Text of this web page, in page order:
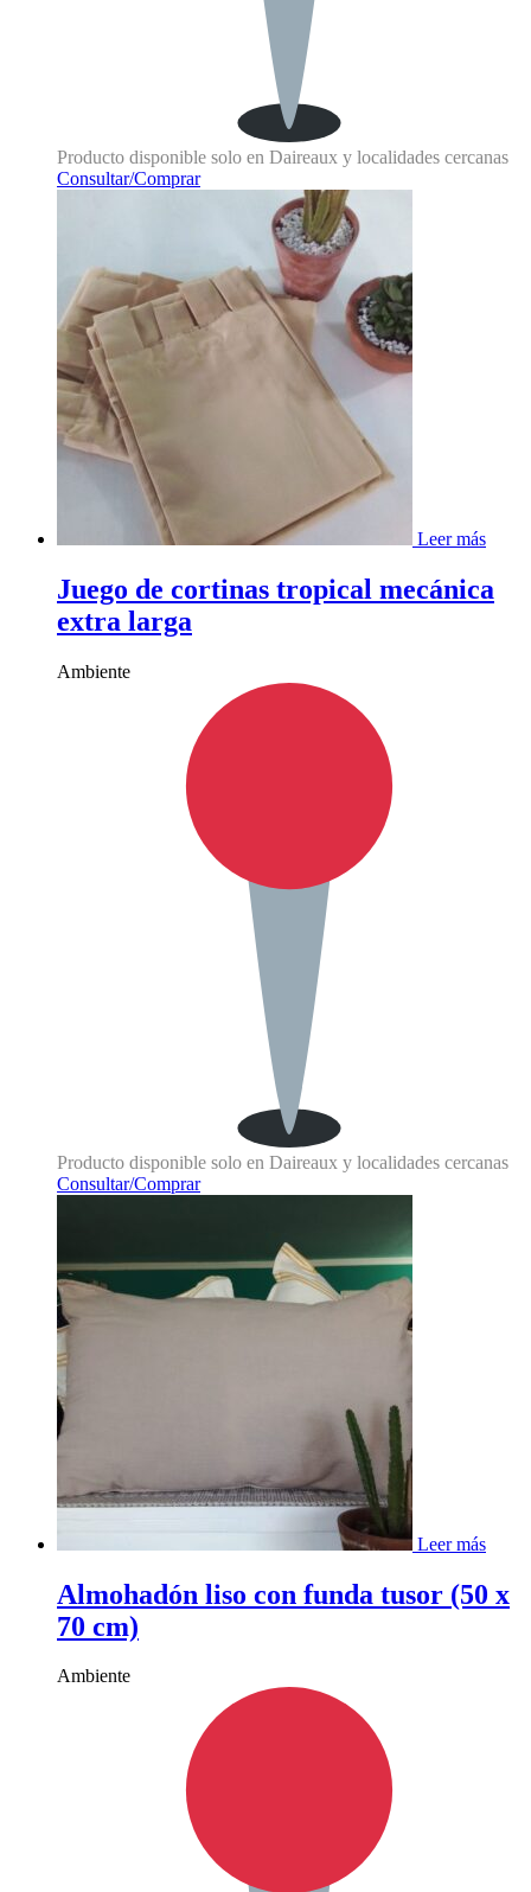
Producto disponible solo en Daireaux y localidades cercanas
Consultar/Comprar
Leer más
Juego de cortinas tropical mecánica
extra larga
Ambiente
Producto disponible solo en Daireaux y localidades cercanas
Consultar/Comprar
Leer más
Almohadón liso con funda tusor (50 x
70 cm)
Ambiente